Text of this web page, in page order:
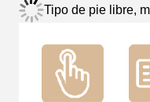
Tipo de pie libre,